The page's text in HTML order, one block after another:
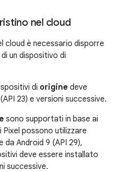
nel cloud
cloud è necessario disporre
un dispositivo di
di origine deve
23) e versioni successive.
sono supportati in base ai
possono utilizzare
Android 9 (API 29),
deve essere installato
successive.